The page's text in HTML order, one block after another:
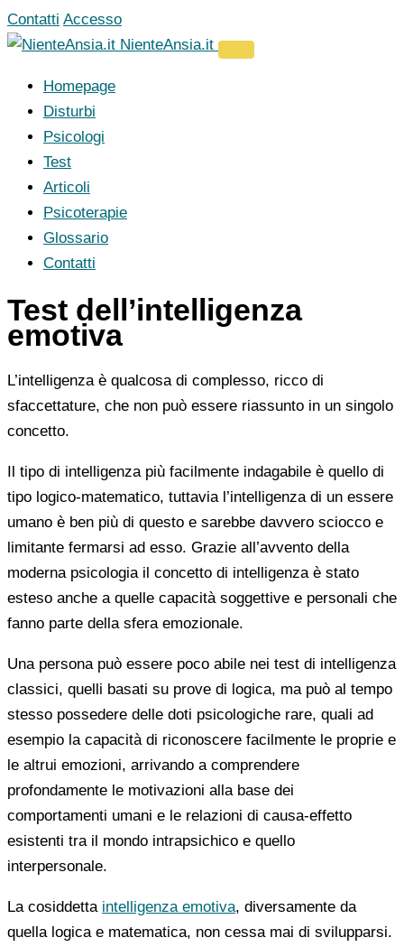
Vai
al
Contatti Accesso
NienteAnsia.it
Homepage
Disturbi
Psicologi
Test
Articoli
Psicoterapie
Glossario
Contatti
Test dell’intelligenza
emotiva
L’intelligenza è qualcosa di complesso, ricco di
sfaccettature, che non può essere riassunto in un singolo
concetto.
Il tipo di intelligenza più facilmente indagabile è quello di
tipo logico-matematico, tuttavia l’intelligenza di un essere
umano è ben più di questo e sarebbe davvero sciocco e
limitante fermarsi ad esso. Grazie all’avvento della
moderna psicologia il concetto di intelligenza è stato
esteso anche a quelle capacità soggettive e personali che
fanno parte della sfera emozionale.
Una persona può essere poco abile nei test di intelligenza
classici, quelli basati su prove di logica, ma può al tempo
stesso possedere delle doti psicologiche rare, quali ad
esempio la capacità di riconoscere facilmente le proprie e
le altrui emozioni, arrivando a comprendere
profondamente le motivazioni alla base dei
comportamenti umani e le relazioni di causa-effetto
esistenti tra il mondo intrapsichico e quello
interpersonale.
La cosiddetta intelligenza emotiva, diversamente da
quella logica e matematica, non cessa mai di svilupparsi.